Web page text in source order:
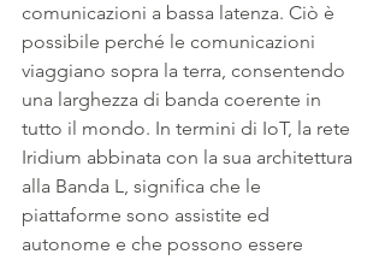
comunicazioni a bassa latenza. Ciò è
possibile perché le comunicazioni
viaggiano sopra la terra, consentendo
una larghezza di banda coerente in
tutto il mondo. In termini di IoT, la rete
Iridium abbinata con la sua architettura
alla Banda L, significa che le
piattaforme sono assistite ed
autonome e che possono essere